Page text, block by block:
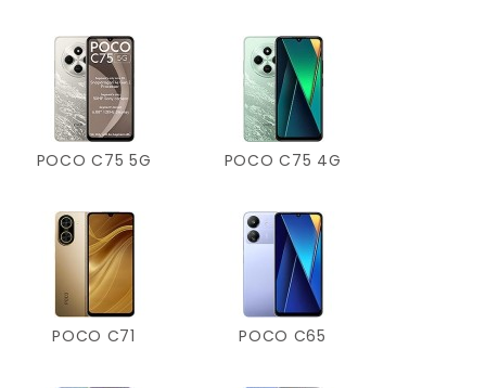
POCO C75 5G POCO C75 4G
POCO C71 POCO C65